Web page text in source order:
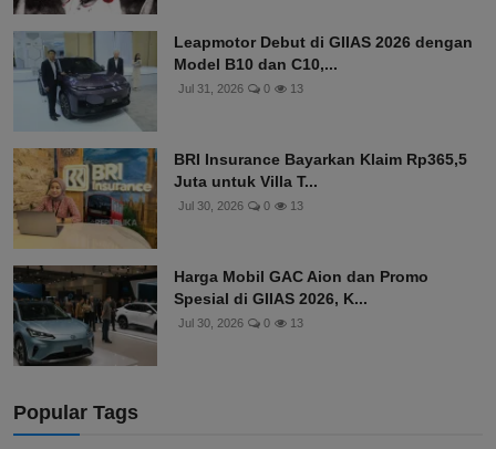
Leapmotor Debut di GIIAS 2026 dengan
Model B10 dan C10,...
Jul 31, 2026 0 13
BRI Insurance Bayarkan Klaim Rp365,5
Juta untuk Villa T...
Jul 30, 2026 0 13
Harga Mobil GAC Aion dan Promo
Spesial di GIIAS 2026, K...
Jul 30, 2026 0 13
Popular Tags